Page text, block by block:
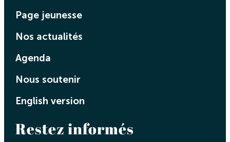
Page jeunesse
Nos actualités
Agenda
Nous soutenir
English version
Restez informés